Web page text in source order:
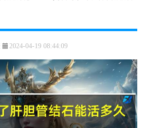
2024-04-19 08:44:09